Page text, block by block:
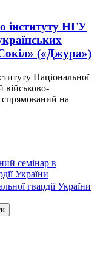
інституту НГУ
(«Джура»)
Національної
військово-
спрямований на
семінар в
України
гвардії України